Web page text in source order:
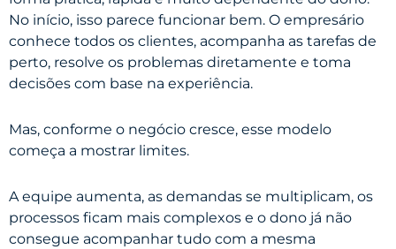
No início, isso parece funcionar bem. O empresário
conhece todos os clientes, acompanha as tarefas de
perto, resolve os problemas diretamente e toma
decisões com base na experiência.
Mas, conforme o negócio cresce, esse modelo
começa a mostrar limites.
A equipe aumenta, as demandas se multiplicam, os
processos ficam mais complexos e o dono já não
consegue acompanhar tudo com a mesma